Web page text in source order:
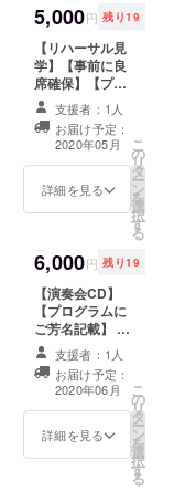
にご希望のお名
前をご記入くだ
さい。
5,000円 残り19
【リハーサル見
学】【事前に良
席確保】【プロ
グラムにご芳名
記載】 ・本番前
の楽しいリハー
サル（ゲネプ
ロ）をご見学頂
けます。（11
時〜1時間程度の
予定) ・コンサー
予め確保させて
頂きます。 ・希
望者のみ、プロ
グラムにご芳名
を記載させて頂
きます。 ※支援
時、必ず備考欄
にご希望のお名
前をご記入くだ
支援者：1人
お届け予定：
2020年05月
詳細を見る
こ
の
リ
タ
ー
ン
を
選
択
す
る
6,000円 残り19
【演奏会CD】
【プログラムに
ご芳名記載】 ・
本番の演奏の録
音をご提供いた
します。 ※録音
はホールマイク
を使用した簡易
録音になりま
支援者：1人
お届け予定：
2020年06月
詳細を見る
こ
の
リ
タ
ー
ン
を
選
択
す
る